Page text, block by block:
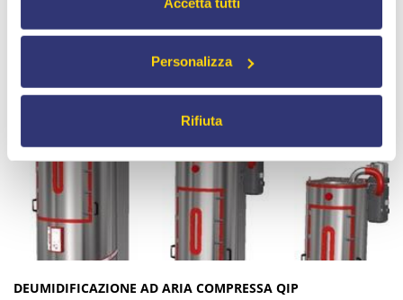
Personalizza
Rifiuta
DEUMIDIFICAZIONE AD ARIA COMPRESSA QIP